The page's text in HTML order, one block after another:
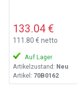
133.04 €
111.80 € netto
Auf Lager
Artikelzustand: Neu
Artikel: 70B0162